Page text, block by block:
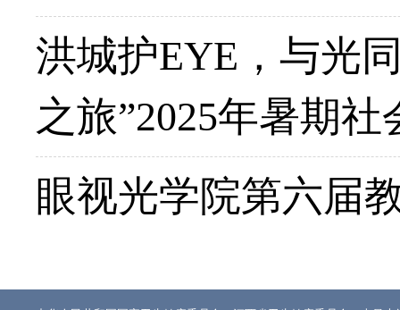
洪城护EYE，与光
之旅”2025年暑期
眼视光学院第六届